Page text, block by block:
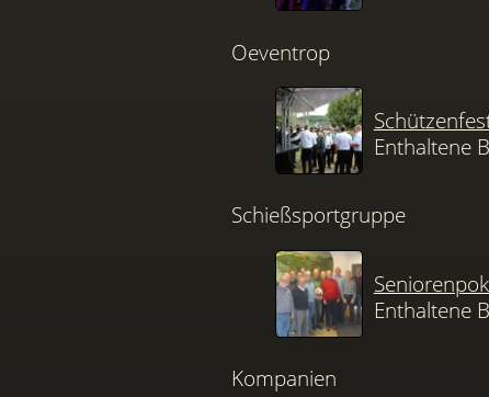
Oeventrop
Enthaltene
Schießsportgruppe
Enthaltene
Kompanien